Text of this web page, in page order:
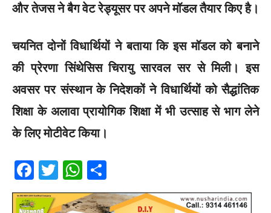
और तेजस ने बैग वेट रेड्यूसर पर अपने मॉडल तैयार किए है।
चयनित दोनों विधार्थियों ने बताया कि इस मॉडल को बनाने
की प्रेरणा सिंथेसिस चिरायु सारवल सर से मिली। इस
अवसर पर संस्थान के निदेशकों ने विधार्थियों को सैद्धांतिक
शिक्षा के अलावा प्रायोगिक शिक्षा में भी उत्साह से भाग लेने
के लिए मोटीवेट किया।
F
a
T
w
W
h h